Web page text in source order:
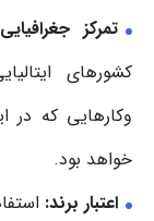
تمرکز
کشورهای
وکارهایی که در
خواهد بود.
اعتبار برند: